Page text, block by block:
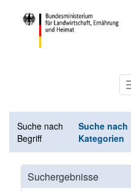
Suche nach
Begriff
Suche nach
Kategorien
Suchergebnisse